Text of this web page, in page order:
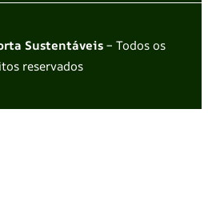
Sustentáveis– Todos os
reservados